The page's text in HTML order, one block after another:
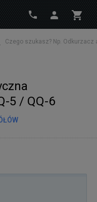
5 / QQ-6